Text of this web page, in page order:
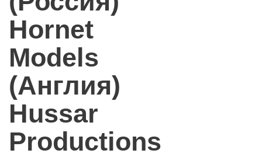
Hornet
Models
(Англия)
Hussar
Productions